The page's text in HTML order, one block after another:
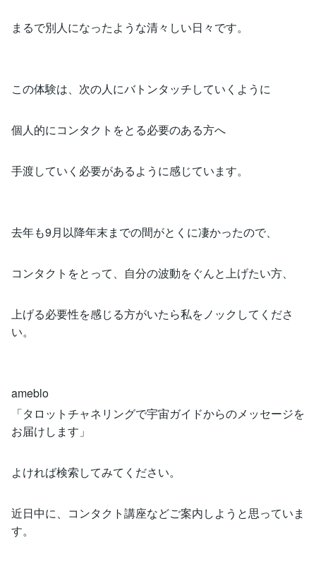
まるで別人になったような清々しい日々です。
この体験は、次の人にバトンタッチしていくように
個人的にコンタクトをとる必要のある方へ
手渡していく必要があるように感じています。
去年も9月以降年末までの間がとくに凄かったので、
コンタクトをとって、自分の波動をぐんと上げたい方、
上げる必要性を感じる方がいたら私をノックしてくださ
い。
ameblo
「タロットチャネリングで宇宙ガイドからのメッセージを
お届けします」
よければ検索してみてください。
近日中に、コンタクト講座などご案内しようと思っていま
す。